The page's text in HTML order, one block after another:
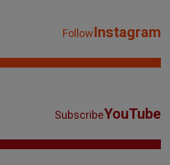
FollowInstagram
SubscribeYouTube